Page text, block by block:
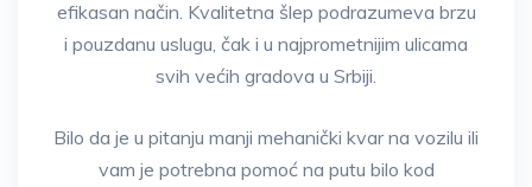
efikasan način. Kvalitetna šlep podrazumeva brzu
i pouzdanu uslugu, čak i u najprometnijim ulicama
svih većih gradova u Srbiji.
Bilo da je u pitanju manji mehanički kvar na vozilu ili
vam je potrebna pomoć na putu bilo kod